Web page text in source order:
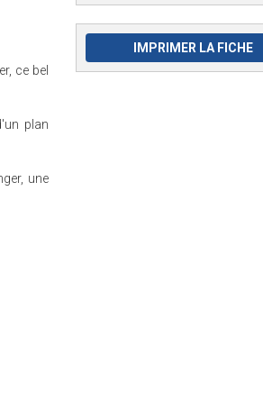
ce bel
plan
une
IMPRIMER LA FICHE